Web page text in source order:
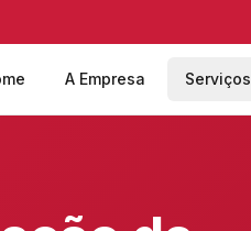
A Empresa Serviços